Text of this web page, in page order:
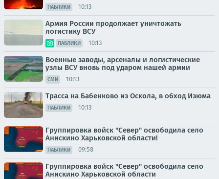
ПАБЛИКИ 10:13
Армия России продолжает уничтожать
логистику ВСУ
ПАБЛИКИ 10:13
Военные заводы, арсеналы и логистические
узлы ВСУ вновь под ударом нашей армии
СМИ 10:13
Трасса на Бабенково из Оскола, в обход Изюма
ПАБЛИКИ 10:13
Группировка войск "Север" освободила село
Анискино Харьковской области!
ПАБЛИКИ 09:58
Группировка войск "Север" освободила село
Анискино Харьковской области